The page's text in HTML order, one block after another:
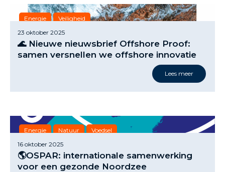
Energie
Veiligheid
23 oktober 2025
🌊 Nieuwe nieuwsbrief Offshore Proof:
samen versnellen we offshore innovatie
Lees meer
Energie Natuur
Voedsel
16 oktober 2025
🌎OSPAR: internationale samenwerking
voor een gezonde Noordzee